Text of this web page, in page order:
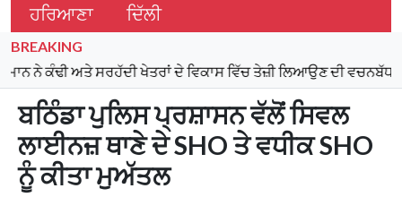
ਹਰਿਆਣਾ
ਦਿੱਲੀ
BREAKING
ਅਤੇ ਸਰਹੱਦੀ ਖੇਤਰਾਂ ਦੇ ਵਿਕਾਸ ਵਿੱਚ ਤੇਜ਼ੀ ਲਿਆਉਣ ਦੀ ਵਚਨਬੱਧਤਾ
ਬਠਿੰਡਾ ਪੁਲਿਸ ਪ੍ਰਸ਼ਾਸਨ ਵੱਲੋਂ ਸਿਵਲ
ਲਾਈਨਜ਼ ਥਾਣੇ ਦੇ SHO ਤੇ ਵਧੀਕ SHO
ਨੂੰ ਕੀਤਾ ਮੁਅੱਤਲ